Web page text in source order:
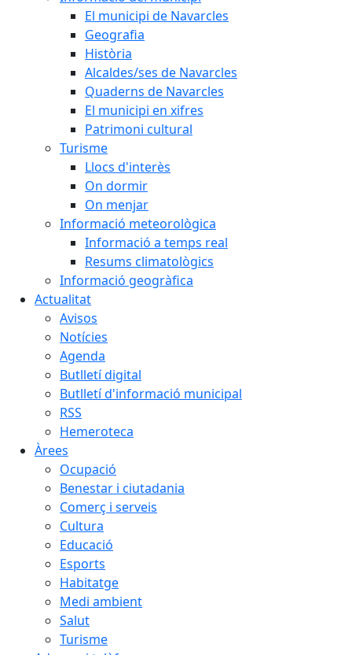
El municipi de Navarcles
Geografia
Història
Alcaldes/ses de Navarcles
Quaderns de Navarcles
El municipi en xifres
Patrimoni cultural
Turisme
Llocs d'interès
On dormir
On menjar
Informació meteorològica
Informació a temps real
Resums climatològics
Informació geogràfica
Actualitat
Avisos
Notícies
Agenda
Butlletí digital
Butlletí d'informació municipal
RSS
Hemeroteca
Àrees
Ocupació
Benestar i ciutadania
Comerç i serveis
Cultura
Educació
Esports
Habitatge
Medi ambient
Salut
Turisme